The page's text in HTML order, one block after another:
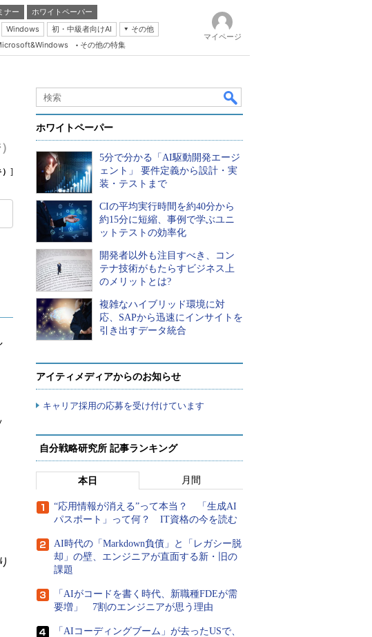
ナー
ホワイトペーパー
Windows 初・中級者向けAI
その他
& Storage
Expert
of IP Network
& Trust
その他の特集
マイページ
]
ホワイトペーパー
5分で分かる「AI駆動開発エージ
ェント」 要件定義から設計・実
装・テストまで
CIの平均実行時間を約40分から
約15分に短縮、事例で学ぶユニ
ットテストの効率化
開発者以外も注目すべき、コン
テナ技術がもたらすビジネス上
のメリットとは?
複雑なハイブリッド環境に対
応、SAPから迅速にインサイトを
引き出すデータ統合
アイティメディアからのお知らせ
キャリア採用の応募を受け付けています
自分戦略研究所 記事ランキング
本日 月間
“応用情報が消える”って本当？ 「生成AI
パスポート」って何？ IT資格の今を読む
AI時代の「Markdown負債」と「レガシー脱
却」の壁、エンジニアが直面する新・旧の
課題
「AIがコードを書く時代、新職種FDEが需
要増」 7割のエンジニアが思う理由
「AIコーディングブーム」が去ったUSで、